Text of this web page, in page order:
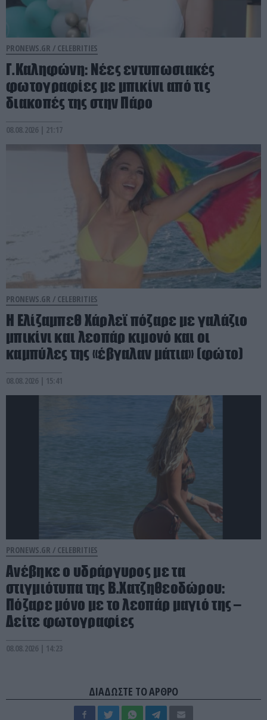
PRONEWS.GR / CELEBRITIES
Γ.Καληφώνη: Νέες εντυπωσιακές
φωτογραφίες με μπικίνι από τις
διακοπές της στην Πάρο
08.08.2026 | 21:17
PRONEWS.GR / CELEBRITIES
Η Ελίζαμπεθ Χάρλεϊ πόζαρε με γαλάζιο
μπικίνι και λεοπάρ κιμονό και οι
καμπύλες της «έβγαλαν μάτια» (φώτο)
08.08.2026 | 15:41
PRONEWS.GR / CELEBRITIES
Ανέβηκε ο υδράργυρος με τα
στιγμιότυπα της Β.Χατζηθεοδώρου:
Πόζαρε μόνο με το λεοπάρ μαγιό της –
Δείτε φωτογραφίες
08.08.2026 | 14:23
ΔΙΑΔΩΣΤΕ ΤΟ ΑΡΘΡΟ